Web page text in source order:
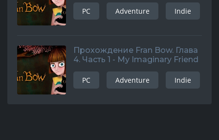
PC Adventure Indie
Прохождение Fran Bow. Глава
4. Часть 1 - My Imaginary Friend
PC Adventure Indie